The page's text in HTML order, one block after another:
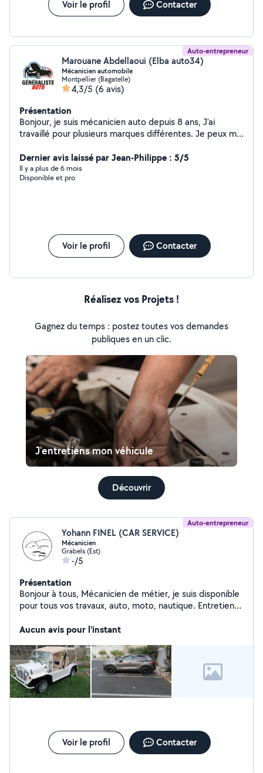
Voir le profil Contacter
Auto-entrepreneur
Marouane Abdellaoui (Elba auto34)
Mécanicien automobile
Montpellier (Bagatelle)
4,3/5 (6 avis)
Présentation
Bonjour, je suis mécanicien auto depuis 8 ans, J'ai
travaillé pour plusieurs marques différentes. Je peux me
nécessaires et me charger de rapporter les pièces de
rechange. N'hésitez pas à me contacter si vous avez
une question.
Dernier avis laissé par Jean-Philippe : 5/5
Il y a plus de 6 mois
Disponible et pro
Voir le profil Contacter
Réalisez vos Projets !
Gagnez du temps : postez toutes vos demandes
publiques en un clic.
J'entretiens mon véhicule
Découvrir
Auto-entrepreneur
Yohann FINEL (CAR SERVICE)
Mécanicien
Grabels (Est)
-/5
Présentation
Bonjour à tous, Mécanicien de métier, je suis disponible
pour tous vos travaux, auto, moto, nautique. Entretien
Dépannage 24/24h et transport de véhicules Achat et
domicile possible (selon la nature des travaux à réaliser)
Je suis bien entendu déclaré et dispose d'une
assurance professionnelle. Facturation et paiement par
CB accepté. N'hésitez pas à me contactez pour toute
demande de renseignements Yohann CAR SERVICE
Aucun avis pour l'instant
Voir le profil Contacter